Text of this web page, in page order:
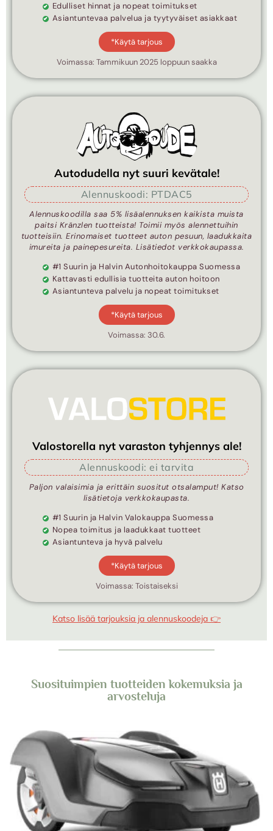
Edulliset hinnat ja nopeat toimitukset
Asiantuntevaa palvelua ja tyytyväiset asiakkaat
*Käytä tarjous
Voimassa: Tammikuun 2025 loppuun saakka
Autodudella nyt suuri kevätale!
Alennuskoodi: PTDAC5
Alennuskoodilla saa 5% lisäalennuksen kaikista muista
paitsi Kränzlen tuotteista! Toimii myös alennettuihin
tuotteisiin. Erinomaiset tuotteet auton pesuun, laadukkaita
imureita ja painepesureita. Lisätiedot verkkokaupassa.
#1 Suurin ja Halvin Autonhoitokauppa Suomessa
Kattavasti edullisia tuotteita auton hoitoon
Asiantunteva palvelu ja nopeat toimitukset
*Käytä tarjous
Voimassa: 30.6.
Valostorella nyt varaston tyhjennys ale!
Alennuskoodi: ei tarvita
Paljon valaisimia ja erittäin suositut otsalamput! Katso
lisätietoja verkkokaupasta.
#1 Suurin ja Halvin Valokauppa Suomessa
Nopea toimitus ja laadukkaat tuotteet
Asiantunteva ja hyvä palvelu
*Käytä tarjous
Voimassa: Toistaiseksi
Katso lisää tarjouksia ja alennuskoodeja 👉
Suosituimpien tuotteiden kokemuksia ja
arvosteluja